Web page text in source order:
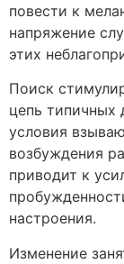
повести к
напряжение
этих
Поиск
цепь
условия
возбуждения
приводит к
настроения.
Изменение